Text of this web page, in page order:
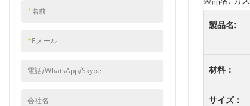
製品名:
材料：
サイズ：
*名前
*Eメール
電話/WhatsApp/Skype
会社名